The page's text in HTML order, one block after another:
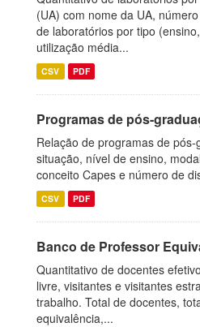
(UA) com nome da UA,
de laboratórios por tipo
utilização média...
CSV PDF
Programas de pós-
Relação de programas de
situação, nível de ensino,
conceito Capes e número de
CSV PDF
Banco de Professor
Quantitativo de docentes
livre, visitantes e visitantes
trabalho. Total de docentes,
equivalência,...